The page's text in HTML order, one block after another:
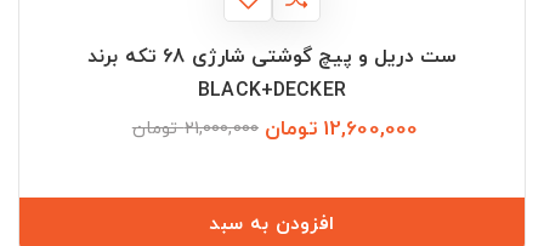
ست دریل و پیچ گوشتی شارژی 68 تکه برند
BLACK+DECKER
12,600,000 تومان 21,000,000 تومان
افزودن به سبد